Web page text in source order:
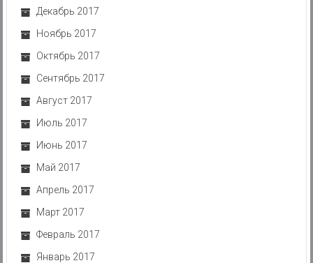
Декабрь 2017
Ноябрь 2017
Октябрь 2017
Сентябрь 2017
Август 2017
Июль 2017
Июнь 2017
Май 2017
Апрель 2017
Март 2017
Февраль 2017
Январь 2017